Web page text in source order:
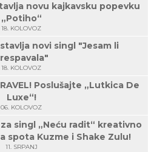
novu kajkavsku popevku
„Potiho“
18. KOLOVOZ
novi singl "Jesam li
18. KOLOVOZ
Poslušajte „Lutkica De
Luxe“!
06. KOLOVOZ
singl „Neću radit“ kreativno
spota Kuzme i Shake Zulu!
11. SRPANJ